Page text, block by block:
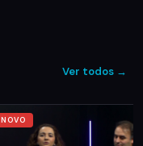
Ver todos →
NOVO